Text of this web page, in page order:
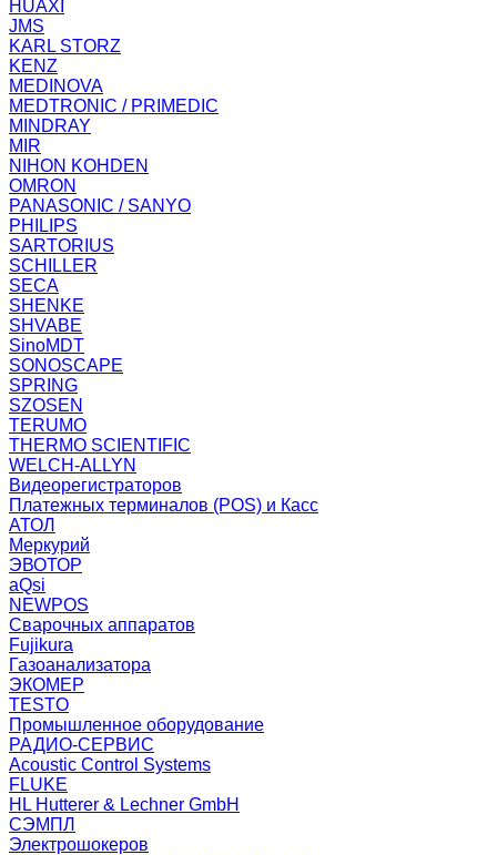
HUAXI
JMS
KARL STORZ
KENZ
MEDINOVA
MEDTRONIC / PRIMEDIC
MINDRAY
MIR
NIHON KOHDEN
OMRON
PANASONIC / SANYO
PHILIPS
SARTORIUS
SCHILLER
SECA
SHENKE
SHVABE
SinoMDT
SONOSCAPE
SPRING
SZOSEN
TERUMO
THERMO SCIENTIFIC
WELCH-ALLYN
Видеорегистраторов
Платежных терминалов (POS) и Касс
АТОЛ
Меркурий
ЭВОТОР
aQsi
NEWPOS
Сварочных аппаратов
Fujikura
Газоанализатора
ЭКОМЕР
TESTO
Промышленное оборудование
РАДИО-СЕРВИС
Acoustic Control Systems
FLUKE
HL Hutterer & Lechner GmbH
СЭМПЛ
Электрошокеров